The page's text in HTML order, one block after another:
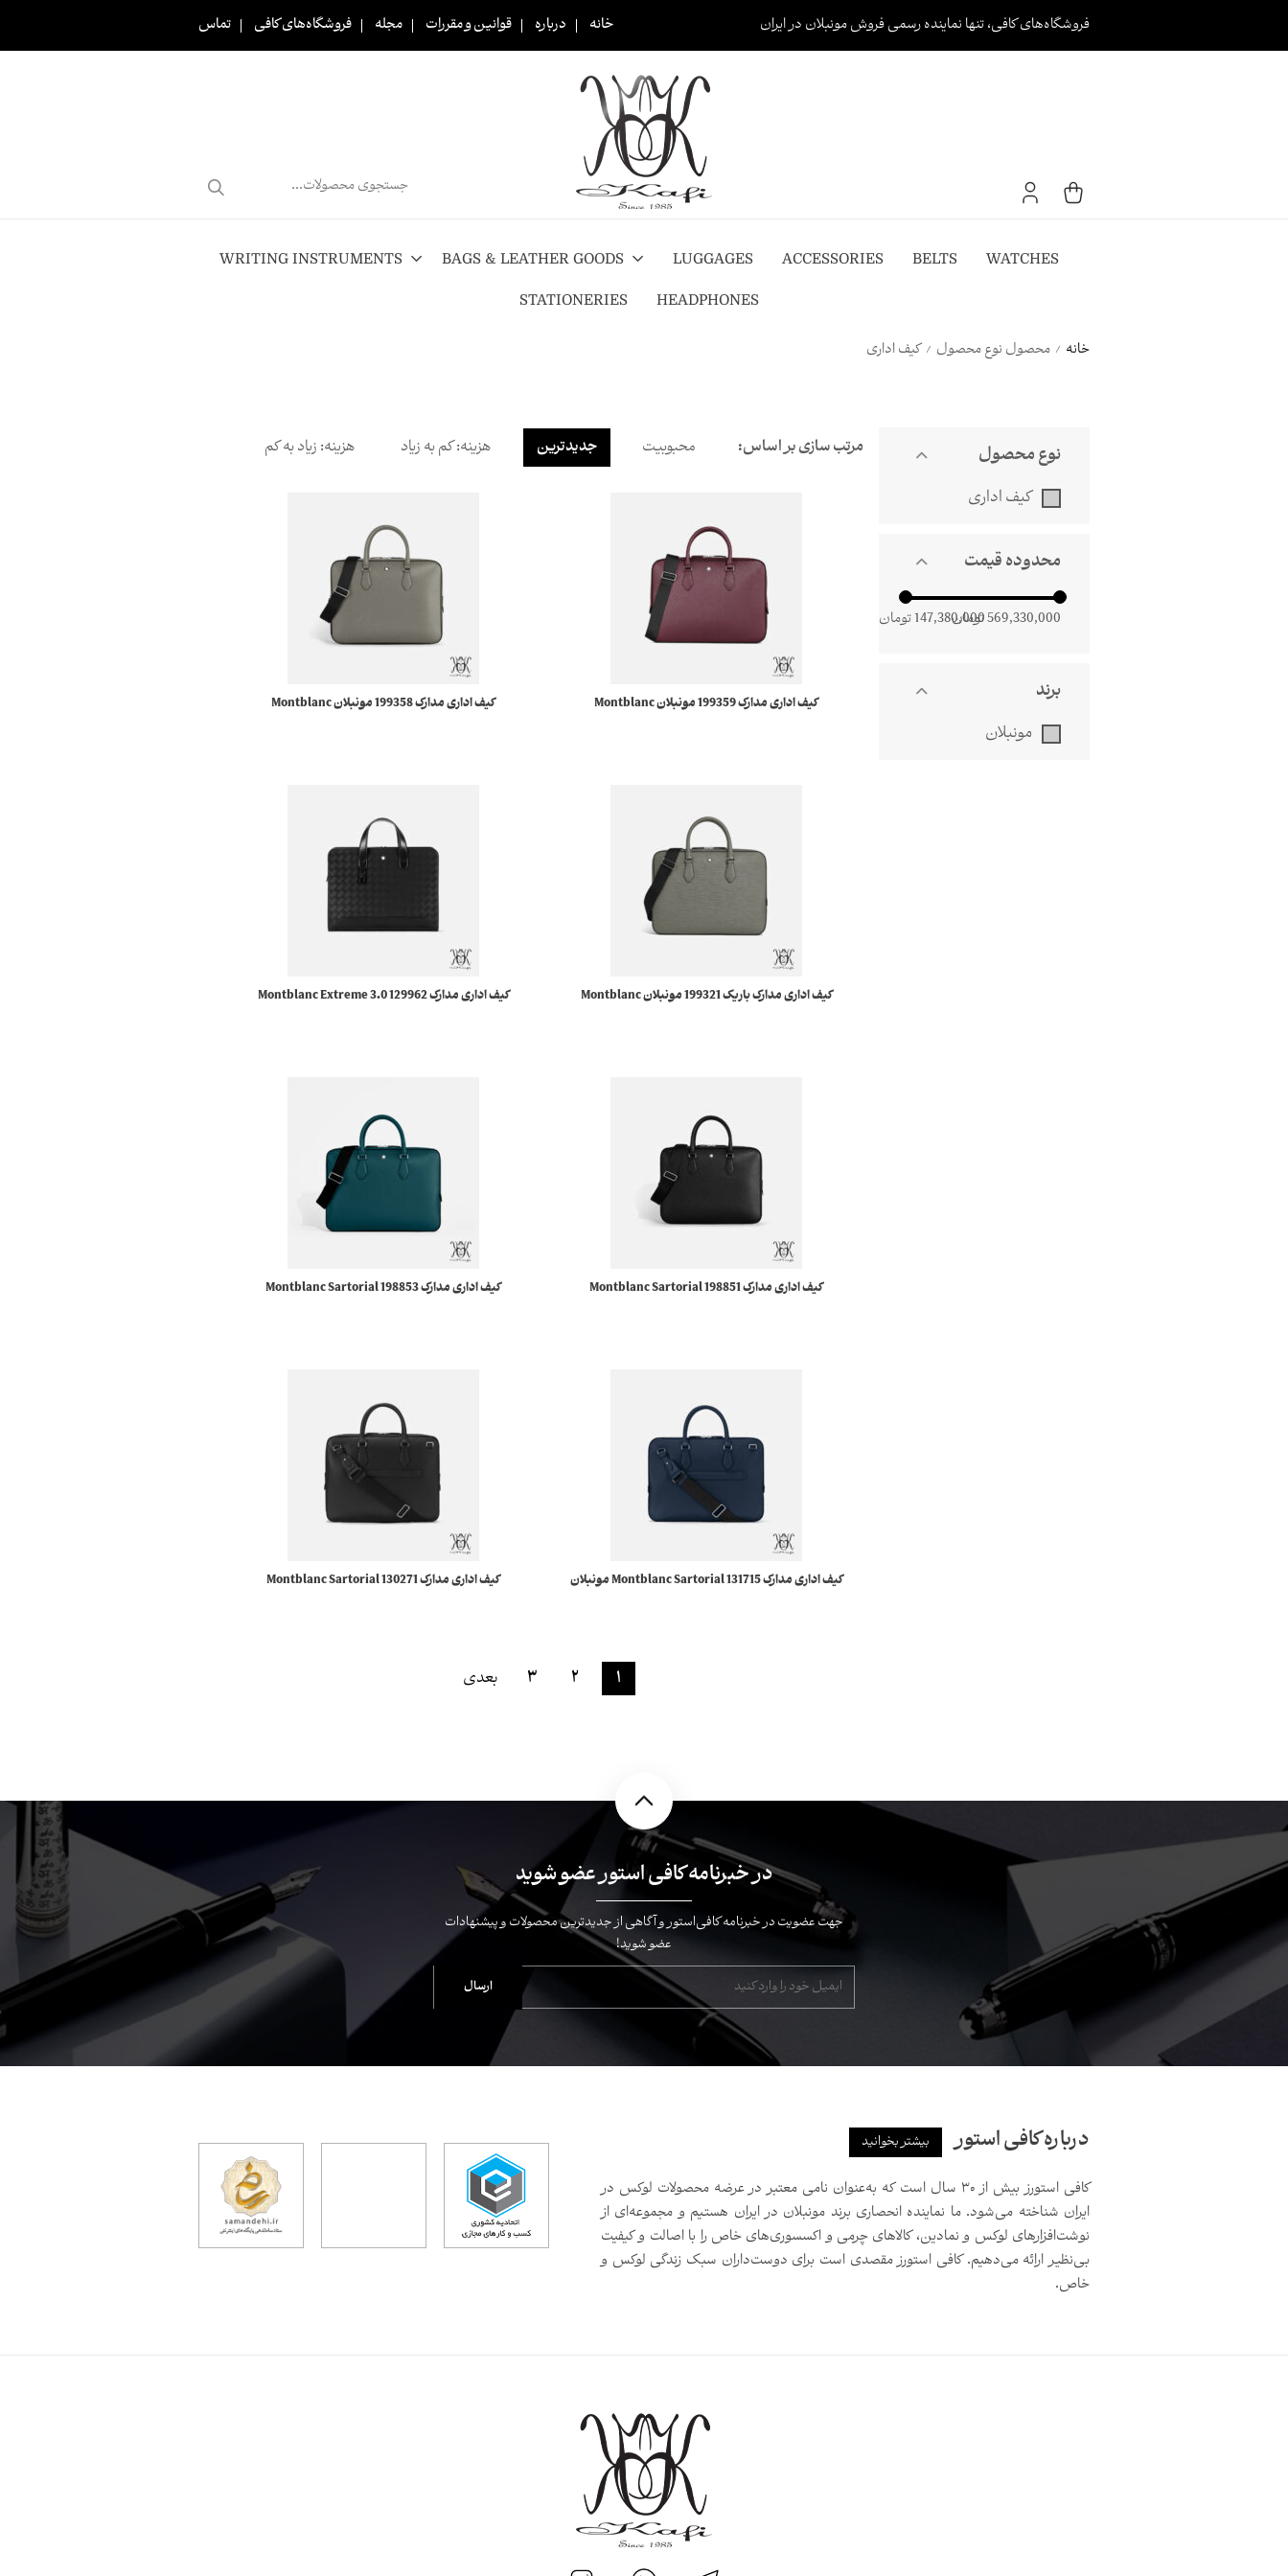
content
فروشگاه‌های کافی، تنها نماینده رسمی فروش مونبلان در ایران خانه درباره قوانین و مقررات مجله فروشگاه‌های کافی تماس
search
WRITING INSTRUMENTS BAGS & LEATHER GOODS LUGGAGES ACCESSORIES BELTS WATCHES
STATIONERIES HEADPHONES
خانه / محصول نوع محصول / کیف اداری
نوع محصول
کیف اداری
محدوده قیمت
147,380,000تومان 569,330,000تومان
برند
مونبلان
مرتب سازی بر اساس: محبوبیت جدیدترین هزینه: کم به زیاد هزینه: زیاد به کم
کیف اداری مدارک 199359 مونبلان Montblanc کیف اداری مدارک 199358 مونبلان Montblanc
کیف اداری مدارک باریک 199321 مونبلان Montblanc
کیف اداری مدارک 129962 Montblanc Extreme 3.0
کیف اداری مدارک 198851 Montblanc Sartorial
کیف اداری مدارک 198853 Montblanc Sartorial
کیف اداری مدارک 131715 Montblanc Sartorial مونبلان
کیف اداری مدارک 130271 Montblanc Sartorial
۱ ۲ ۳ بعدی
در خبرنامه کافی استور عضو شوید
جهت عضویت در خبرنامه کافی‌استور و آگاهی از جدیدترین محصولات و پیشنهادات
عضو شوید!
درباره کافی استور بیشتر بخوانید
کافی استورز بیش از ۳۰ سال است که به‌عنوان نامی معتبر در عرضه محصولات لوکس در
ایران شناخته می‌شود. ما نماینده انحصاری برند مونبلان در ایران هستیم و مجموعه‌ای از
نوشت‌افزارهای لوکس و نمادین، کالاهای چرمی و اکسسوری‌های خاص را با اصالت و کیفیت
بی‌نظیر ارائه می‌دهیم. کافی استورز مقصدی است برای دوست‌داران سبک زندگی لوکس و
خاص.